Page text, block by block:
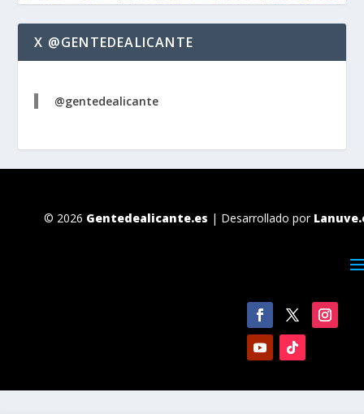
X @GENTEDEALICANTE
@gentedealicante
© 2026 Gentedealicante.es | Desarrollado por